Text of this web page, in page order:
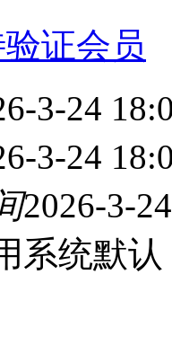
证会员
3-24
3-24
2026-3-
系统默认